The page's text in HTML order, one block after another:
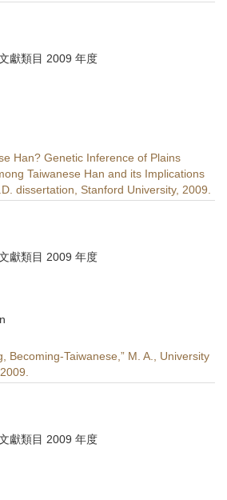
獻類目 2009 年度
Han? Genetic Inference of Plains
Taiwanese Han and its Implications
dissertation, Stanford University, 2009.
獻類目 2009 年度
Becoming-Taiwanese,” M. A., University
獻類目 2009 年度